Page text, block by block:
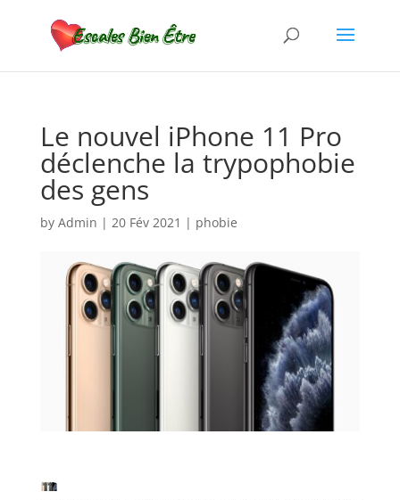
Le nouvel iPhone 11 Pro
déclenche la trypophobie
des gens
by Admin | 20 Fév 2021 | phobie